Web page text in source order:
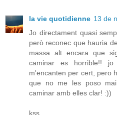
la vie quotidienne 13 de
Jo directament quasi
però reconec que hauria
massa alt encara que
caminar es horrible!!
m'encanten per cert, pero
que no me les poso
caminar amb elles clar! :))
kss